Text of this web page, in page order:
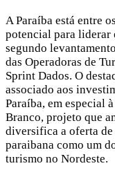
A Paraíba está entre
potencial para liderar
segundo
das Operadoras de
Sprint Dados. O
associado aos
Paraíba, em especial
Branco, projeto que
diversifica a oferta
paraibana como um
turismo no Nordeste.